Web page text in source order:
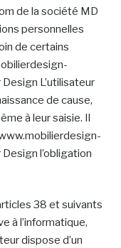
de la société MD
personnelles
de certains
L’utilisateur
de cause,
à leur saisie. Il
l’obligation
38 et suivants
à l’informatique,
dispose d’un